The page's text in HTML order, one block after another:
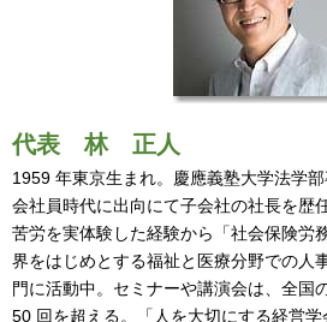
代表 林 正人
1959 年東京生まれ。慶應義塾大学法学部
会社員時代に出向にて子会社の社長を歴
苦労を実体験した経験から「社会保険労
界をはじめとする福祉と医療分野での人
門に活動中。セミナーや講演会は、全国
50 回を超える。「人を大切にする経営